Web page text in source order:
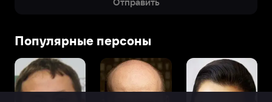
в
семье
профессора
и
Отправить
Популярные персоны